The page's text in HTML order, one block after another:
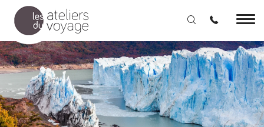
Aller au contenu principal